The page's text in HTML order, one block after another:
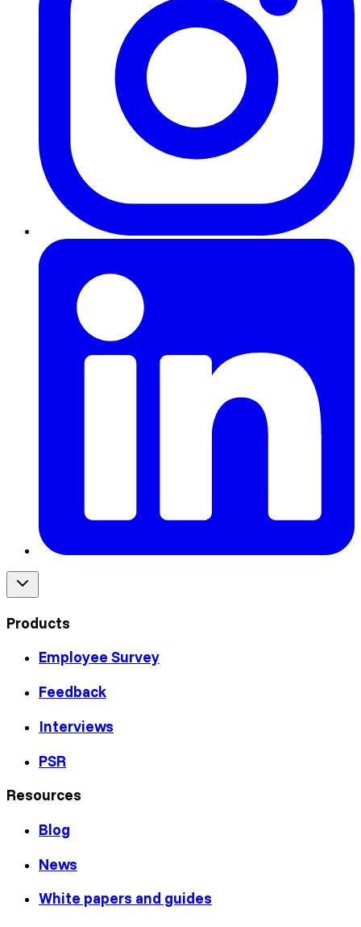
Products
Employee Survey
Feedback
Interviews
PSR
Resources
Blog
News
White papers and guides